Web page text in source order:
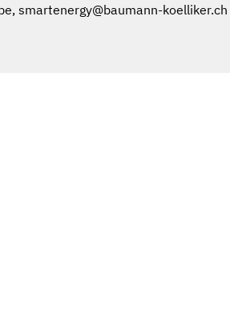
smartenergy@baumann-koelliker.ch